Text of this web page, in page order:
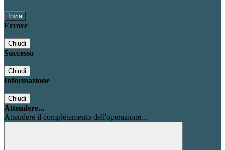
Errore
Chiudi
Successo
Chiudi
Informazione
Chiudi
Attendere...
Attendere il completamento dell'operazione...